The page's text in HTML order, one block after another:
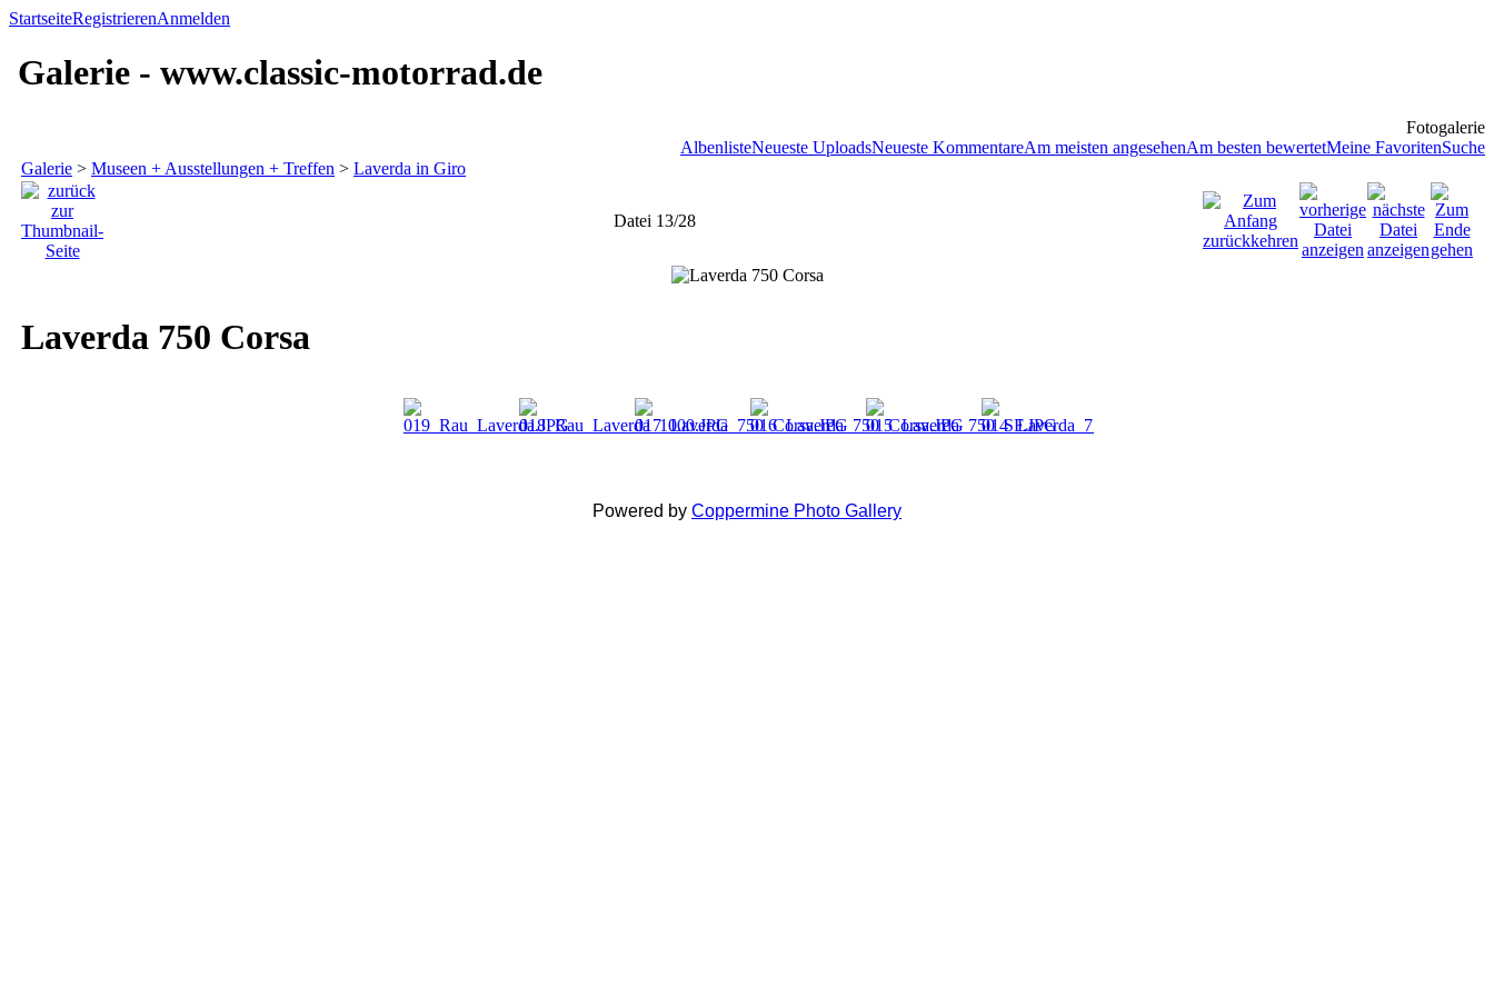
StartseiteRegistrierenAnmelden
Galerie - www.classic-motorrad.de
Fotogalerie
AlbenlisteNeueste UploadsNeueste KommentareAm meisten angesehenAm besten bewertetMeine FavoritenSuche
Galerie > Museen + Ausstellungen + Treffen > Laverda in Giro
Datei 13/28
Laverda 750 Corsa
Powered by Coppermine Photo Gallery